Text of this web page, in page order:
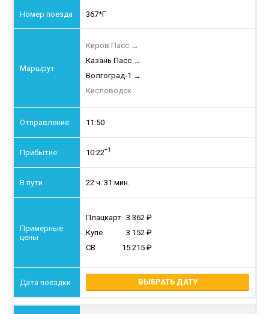
367*Г
Киров Пасс →
Казань Пасс →
Волгоград-1 →
Кисловодск
11:50
10:22+1
22 ч. 31 мин.
Плацкарт 3 362
Купе
3 152
СВ
15 215
ВЫБРАТЬ ДАТУ